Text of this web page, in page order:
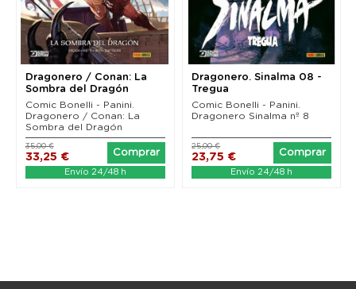
Dragonero / Conan: La
Sombra del Dragón
Comic Bonelli - Panini.
Dragonero / Conan: La
Sombra del Dragón
33,25 €
35,00 €
Comprar
Envío 24/48 h
Dragonero. Sinalma 08 -
Tregua
Comic Bonelli - Panini.
Dragonero Sinalma nº 8
23,75 €
25,00 €
Comprar
Envío 24/48 h